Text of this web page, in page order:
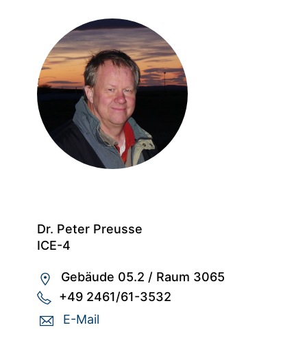
Dr. Peter Preusse
ICE-4
Gebäude 05.2 / Raum 3065
+49 2461/61-3532
E-Mail